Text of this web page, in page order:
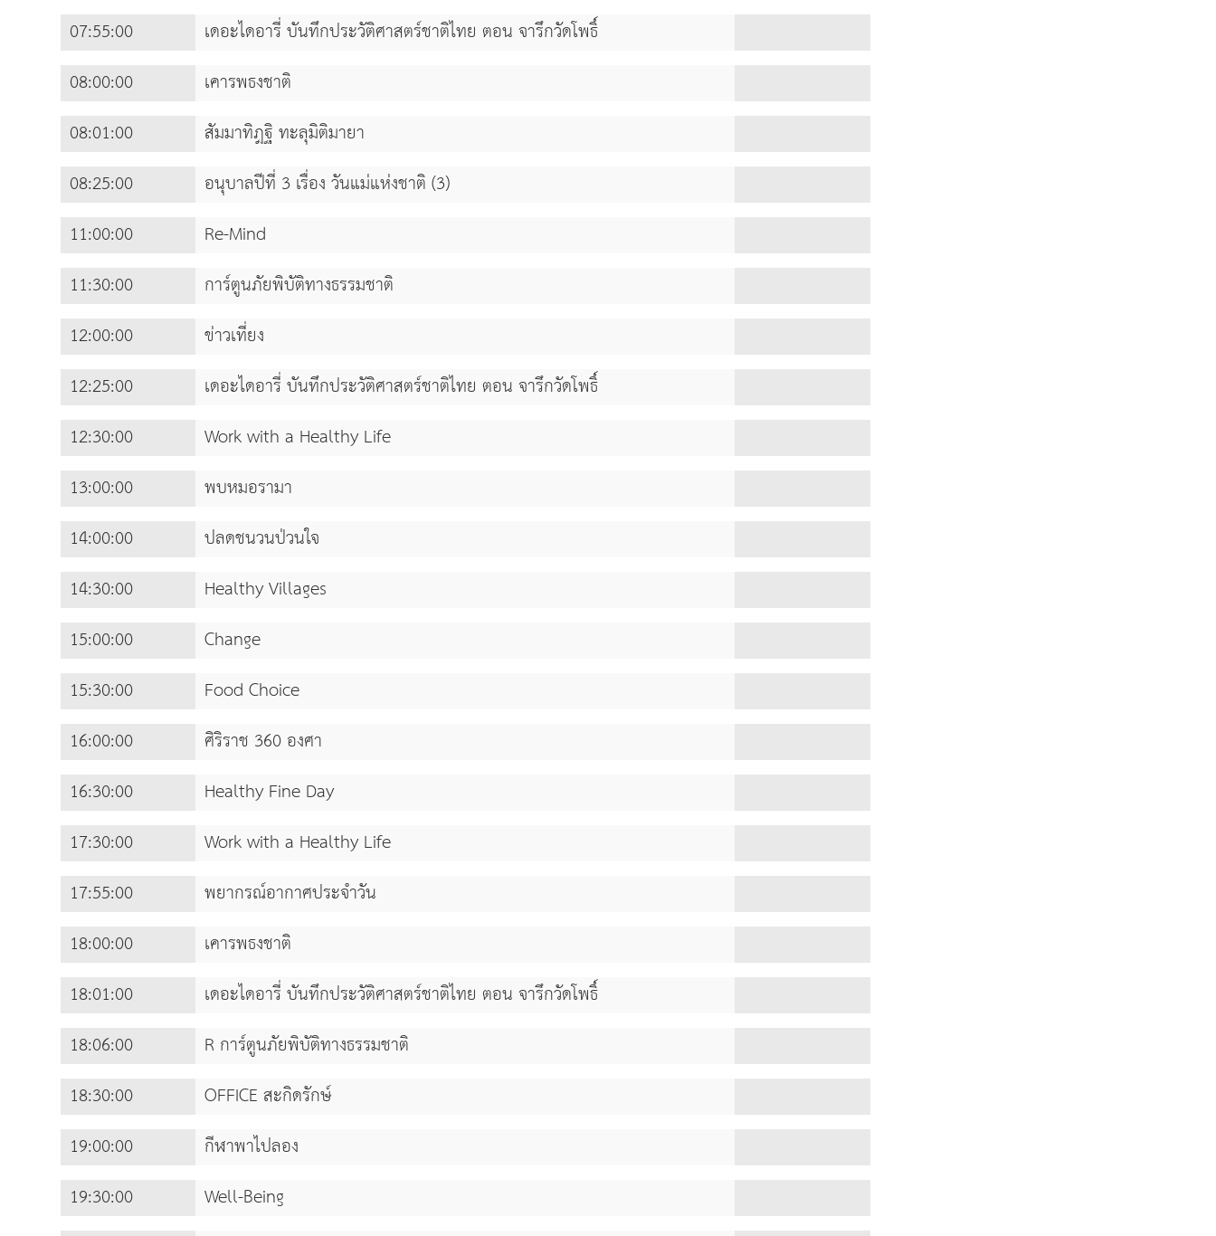
07:55:00
เดอะไดอารี่ บันทึกประวัติศาสตร์ชาติไทย ตอน จารึกวัดโพธิ์
08:00:00
เคารพธงชาติ
08:01:00
สัมมาทิฎฐิ ทะลุมิติมายา
08:25:00
อนุบาลปีที่ 3 เรื่อง วันแม่แห่งชาติ (3)
11:00:00
Re-Mind
11:30:00
การ์ตูนภัยพิบัติทางธรรมชาติ
12:00:00
ข่าวเที่ยง
12:25:00
เดอะไดอารี่ บันทึกประวัติศาสตร์ชาติไทย ตอน จารึกวัดโพธิ์
12:30:00
Work with a Healthy Life
13:00:00
พบหมอรามา
14:00:00
ปลดชนวนป่วนใจ
14:30:00
Healthy Villages
15:00:00
Change
15:30:00
Food Choice
16:00:00
ศิริราช 360 องศา
16:30:00
Healthy Fine Day
17:30:00
Work with a Healthy Life
17:55:00
พยากรณ์อากาศประจำวัน
18:00:00
เคารพธงชาติ
18:01:00
เดอะไดอารี่ บันทึกประวัติศาสตร์ชาติไทย ตอน จารึกวัดโพธิ์
18:06:00
R การ์ตูนภัยพิบัติทางธรรมชาติ
18:30:00
OFFICE สะกิดรักษ์
19:00:00
กีฬาพาไปลอง
19:30:00
Well-Being